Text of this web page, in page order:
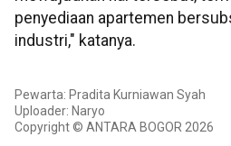
penyediaan apartemen
industri," katanya.
Pewarta: Pradita Kurniawan Syah
Uploader: Naryo
Copyright © ANTARA BOGOR 2026